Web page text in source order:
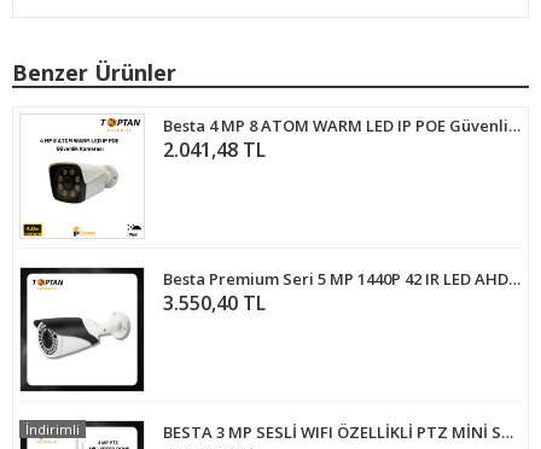
Benzer Ürünler
Besta 4 MP 8 ATOM WARM LED IP POE Güvenlik Kamerası BT-1408
2.041,48 TL
Besta Premium Seri 5 MP 1440P 42 IR LED AHD Güvenlik Kamerası KD-2775
3.550,40 TL
BESTA 3 MP SESLİ WIFI ÖZELLİKLİ PTZ MİNİ SPEED DOME GÜVENLİK KAMERASI BT-1703
İndirimli